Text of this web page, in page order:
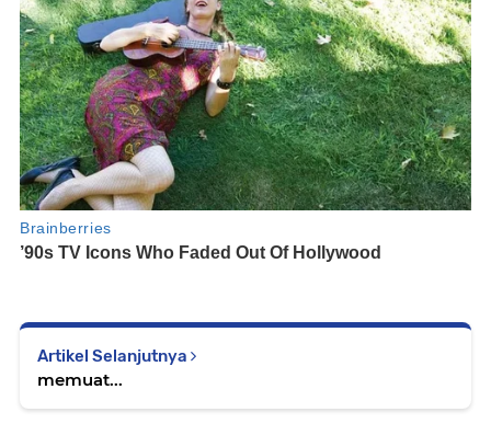
Artikel Selanjutnya
memuat...